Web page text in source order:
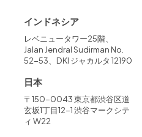
インドネシア
レベニュータワー25階、
Jalan Jendral Sudirman No.
52-53、DKI ジャカルタ 12190
日本
〒150-0043 東京都渋谷区道
玄坂1丁目12-1 渋谷マークシテ
ィ W22